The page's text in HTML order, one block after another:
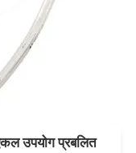
उपयोग प्रबलित